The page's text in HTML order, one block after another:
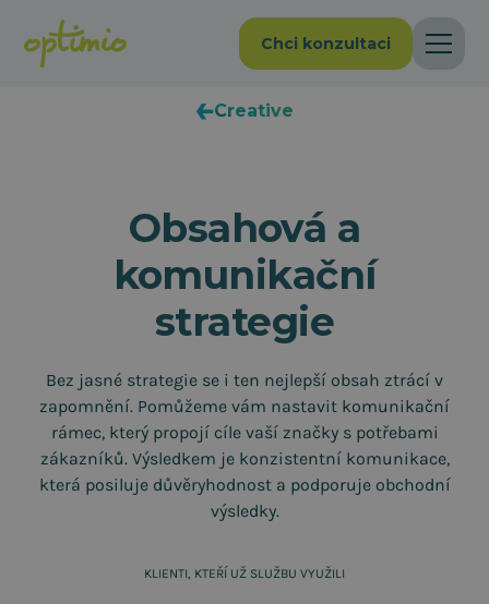
Chci konzultaci
Creative
Obsahová a
komunikační
strategie
Bez jasné strategie se i ten nejlepší obsah ztrácí v
zapomnění. Pomůžeme vám nastavit komunikační
rámec, který propojí cíle vaší značky s potřebami
zákazníků. Výsledkem je konzistentní komunikace,
která posiluje důvěryhodnost a podporuje obchodní
výsledky.
KLIENTI, KTEŘÍ UŽ SLUŽBU VYUŽILI